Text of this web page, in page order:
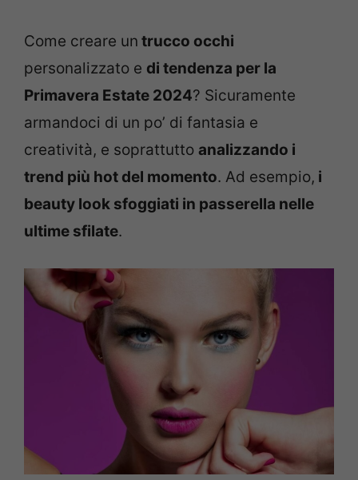
Come creare un trucco occhi
personalizzato e di tendenza per la
Primavera Estate 2024? Sicuramente
armandoci di un po’ di fantasia e
creatività, e soprattutto analizzando i
trend più hot del momento. Ad esempio, i
beauty look sfoggiati in passerella nelle
ultime sfilate.